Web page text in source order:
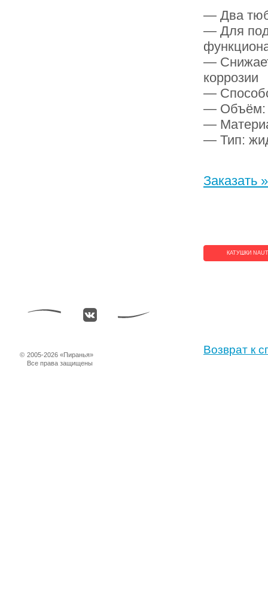
— Два
— Для
—
коррозии
—
— Объём:
—
— Тип:
Заказать »
КАТУШКИ
Возврат к
© 2005-2026 «Пиранья»
Все права защищены